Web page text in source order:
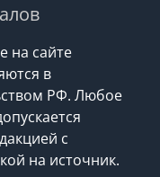
на сайте
в
РФ. Любое
с
на источник.